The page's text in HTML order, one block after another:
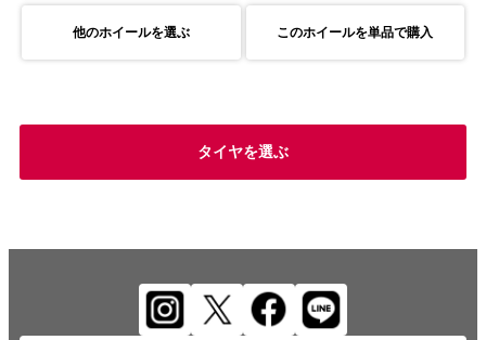
他のホイールを選ぶ このホイールを単品で購入
タイヤを選ぶ